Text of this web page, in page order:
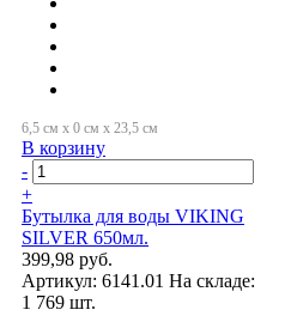
В корзину
-
+
Бутылка для воды VIKING
SILVER 650мл.
399,98 руб.
Артикул: 6141.01 На складе:
1 769 шт.